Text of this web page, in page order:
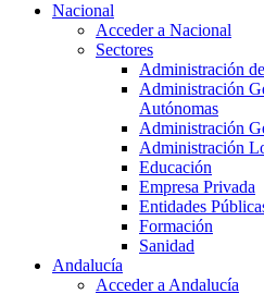
Nacional
Acceder a Nacional
Sectores
Administración
Administración
Autónomas
Administración
Administración
Educación
Empresa Privada
Entidades
Formación
Sanidad
Andalucía
Acceder a Andalucía